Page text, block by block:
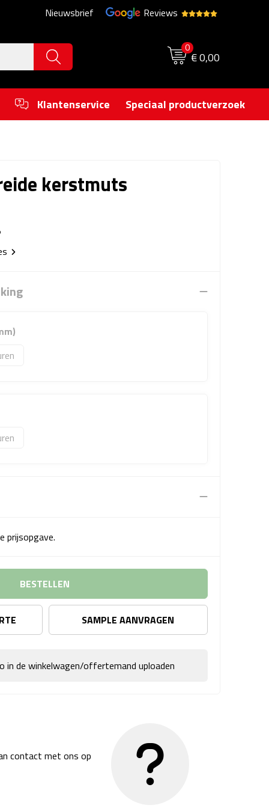
Nieuwsbrief Reviews
0
€ 0,00
Klantenservice Speciaal productverzoek
kerstmuts
prijsopgave.
BESTELLEN
SAMPLE AANVRAGEN
in de winkelwagen/offertemand uploaden
contact met ons op